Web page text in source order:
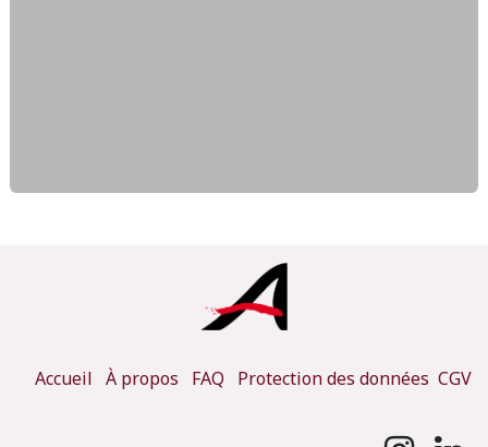
Accueil À propos FAQ Protection des données CGV